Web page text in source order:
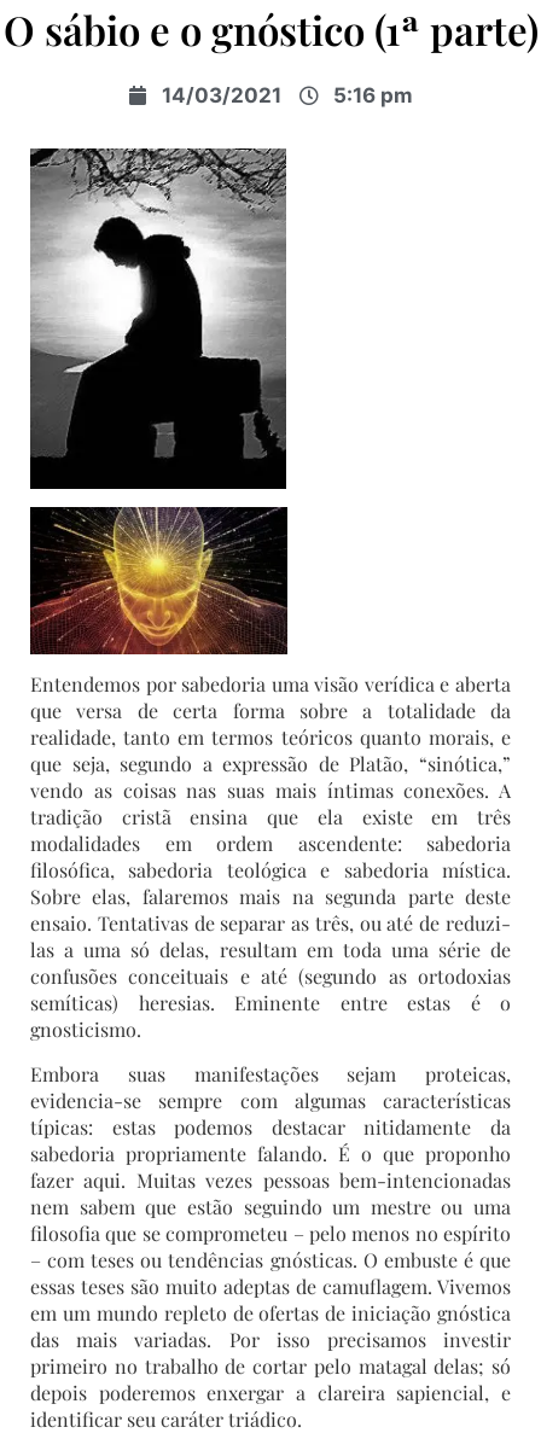
O sábio e o gnóstico (1ª parte)
14/03/2021 5:16 pm
Entendemos por sabedoria uma visão verídica e aberta
que versa de certa forma sobre a totalidade da
realidade, tanto em termos teóricos quanto morais, e
que seja, segundo a expressão de Platão, “sinótica,”
vendo as coisas nas suas mais íntimas conexões. A
tradição cristã ensina que ela existe em três
modalidades em ordem ascendente: sabedoria
filosófica, sabedoria teológica e sabedoria mística.
Sobre elas, falaremos mais na segunda parte deste
ensaio. Tentativas de separar as três, ou até de reduzi-
las a uma só delas, resultam em toda uma série de
confusões conceituais e até (segundo as ortodoxias
semíticas) heresias. Eminente entre estas é o
gnosticismo.
Embora suas manifestações sejam proteicas,
evidencia-se sempre com algumas características
típicas: estas podemos destacar nitidamente da
sabedoria propriamente falando. É o que proponho
fazer aqui. Muitas vezes pessoas bem-intencionadas
nem sabem que estão seguindo um mestre ou uma
filosofia que se comprometeu – pelo menos no espírito
– com teses ou tendências gnósticas. O embuste é que
essas teses são muito adeptas de camuflagem. Vivemos
em um mundo repleto de ofertas de iniciação gnóstica
das mais variadas. Por isso precisamos investir
primeiro no trabalho de cortar pelo matagal delas; só
depois poderemos enxergar a clareira sapiencial, e
identificar seu caráter triádico.